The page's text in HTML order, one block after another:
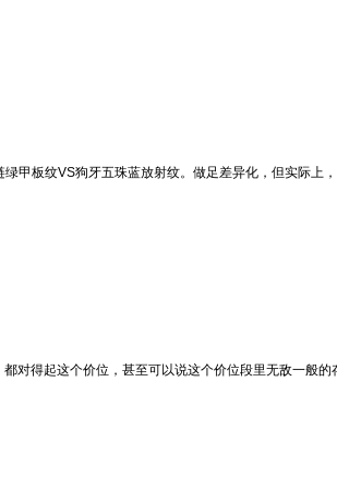
甲板纹VS狗牙五珠蓝放射纹。做足差异化，但实际上
对得起这个价位，甚至可以说这个价位段里无敌一般的